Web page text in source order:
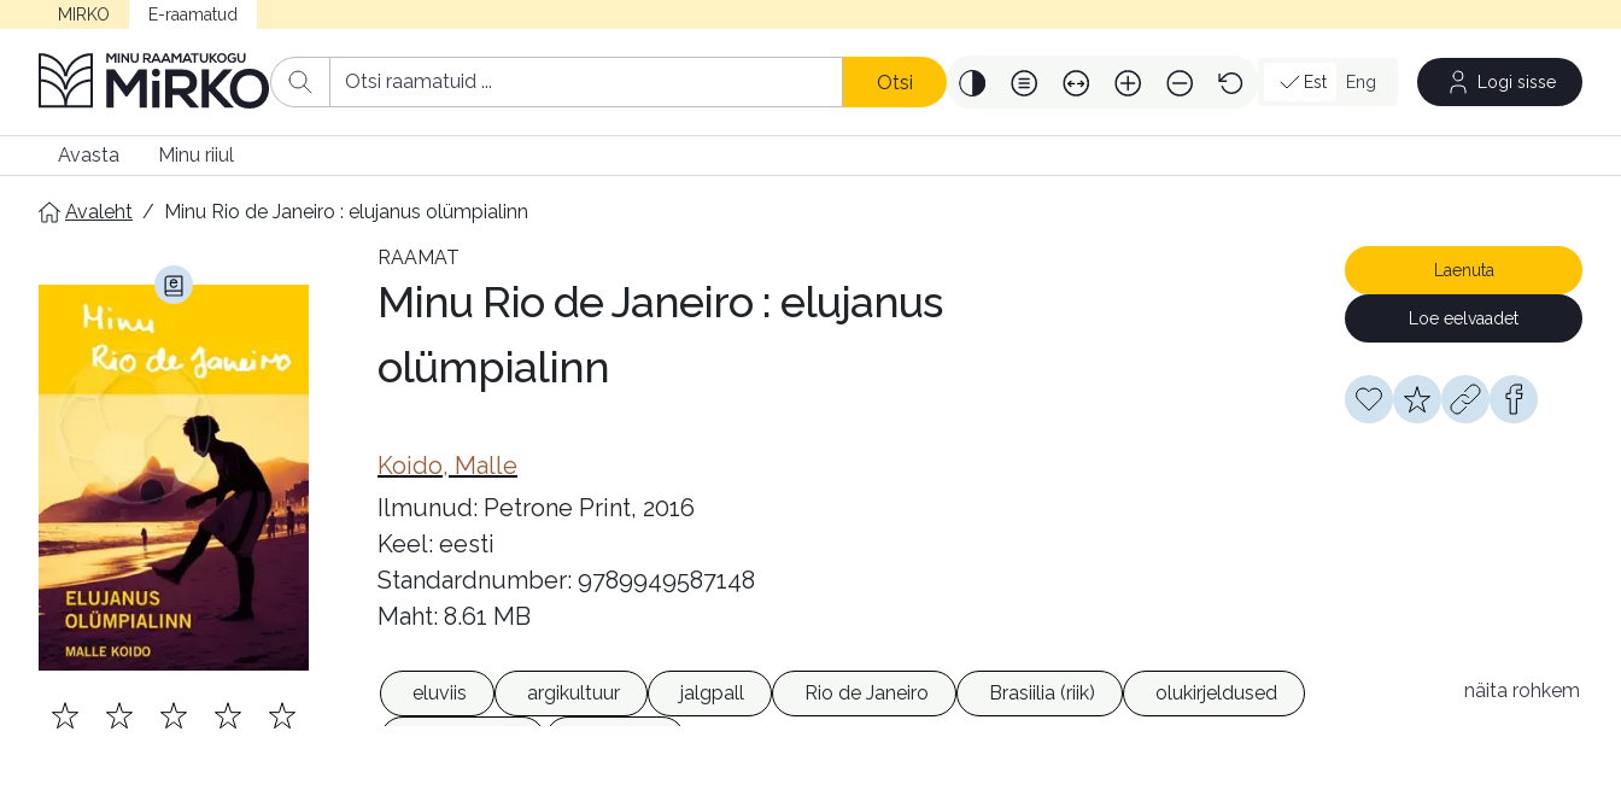
MIRKO E-raamatud
Otsi Est Eng Logi sisse
Avasta Minu riiul
Avaleht / Minu Rio de Janeiro : elujanus olümpialinn
RAAMAT
Minu Rio de Janeiro : elujanus
olümpialinn
Koido, Malle
Ilmunud: Petrone Print, 2016
Keel: eesti
Standardnumber: 9789949587148
Maht: 8.61 MB
Laenuta
Loe eelvaadet
eluviis argikultuur jalgpall Rio de Janeiro Brasiilia (riik)
olukirjeldused
näita rohkem